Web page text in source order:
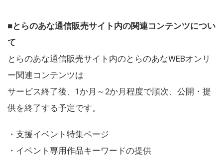
■とらのあな通信販売サイト内の関連コンテンツについ
て
とらのあな通信販売サイト内のとらのあなWEBオンリ
ー関連コンテンツは
サービス終了後、1か月～2か月程度で順次、公開・提
供を終了する予定です。
・支援イベント特集ページ
・イベント専用作品キーワードの提供